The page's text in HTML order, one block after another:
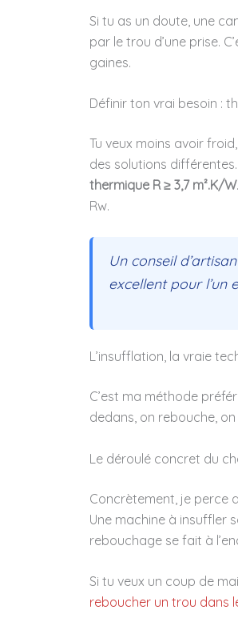
Si tu as un doute, une
par le trou d’une prise.
gaines.
Définir ton vrai besoin :
Tu veux moins avoir
des solutions
thermique R ≥ 3,7 m².K/W
Rw.
Un conseil
excellent pour l’un
L’insufflation, la vraie
C’est ma méthode
dedans, on rebouche,
Le déroulé concret du
Concrètement, je perce
Une machine à insuffler
rebouchage se fait à
Si tu veux un coup de
reboucher un trou dans